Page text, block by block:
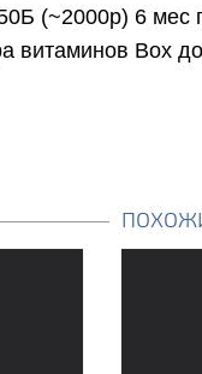
(~2000р) 6 мес
витаминов Box